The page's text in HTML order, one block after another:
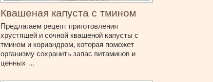
Квашеная капуста с тмином
Предлагаем рецепт приготовления
хрустящей и сочной квашеной капусты с
тмином и кориандром, которая поможет
организму сохранить запас витаминов и
ценных …